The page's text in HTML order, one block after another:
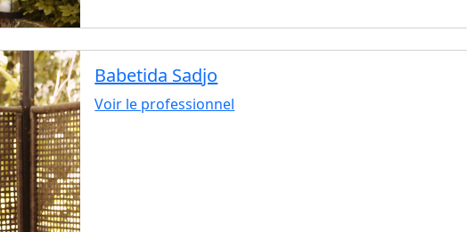
Babetida Sadjo
Voir le professionnel